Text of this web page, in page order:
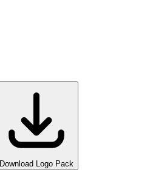
Download Logo Pack